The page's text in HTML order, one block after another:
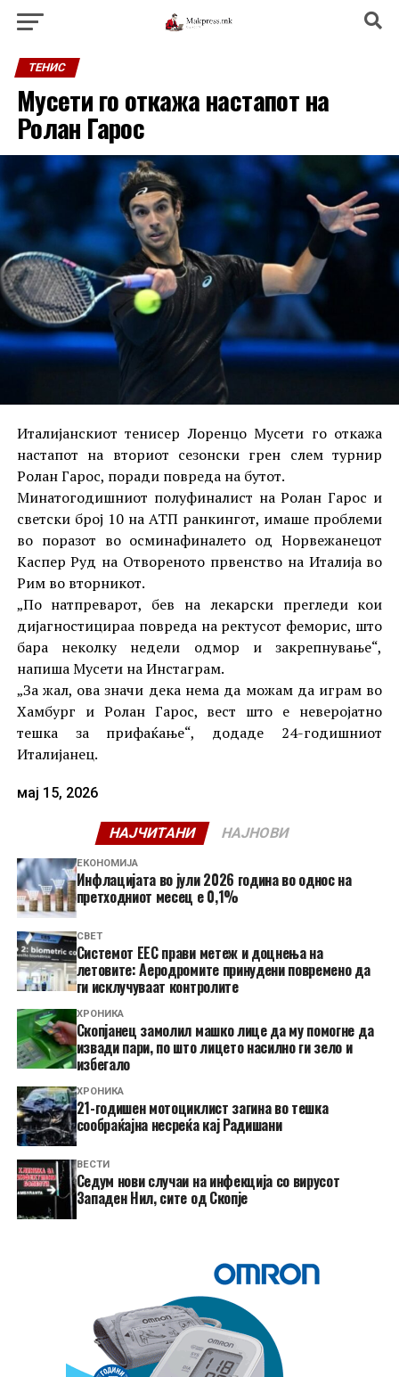
ТЕНИС
Мусети го откажа настапот на
Ролан Гарос
Италијанскиот тенисер Лоренцо Мусети го откажа
настапот на вториот сезонски грен слем турнир
Ролан Гарос, поради повреда на бутот.
Минатогодишниот полуфиналист на Ролан Гарос и
светски број 10 на АТП ранкингот, имаше проблеми
во поразот во осминафиналето од Норвежанецот
Каспер Руд на Отвореното првенство на Италија во
Рим во вторникот.
„По натпреварот, бев на лекарски прегледи кои
дијагностицираа повреда на ректусот феморис, што
бара неколку недели одмор и закрепнување“,
напиша Мусети на Инстаграм.
„За жал, ова значи дека нема да можам да играм во
Хамбург и Ролан Гарос, вест што е неверојатно
тешка за прифаќање“, додаде 24-годишниот
Италијанец.
мај 15, 2026
НАЈЧИТАНИ НАЈНОВИ
ЕКОНОМИЈА
Инфлацијата во јули 2026 година во однос на
претходниот месец е 0,1%
СВЕТ
Системот ЕЕС прави метеж и доцнења на
летовите: Аеродромите принудени повремено да
ги исклучуваат контролите
ХРОНИКА
Скопјанец замолил машко лице да му помогне да
извади пари, по што лицето насилно ги зело и
избегало
ХРОНИКА
21-годишен мотоциклист загина во тешка
сообраќајна несреќа кај Радишани
ВЕСТИ
Седум нови случаи на инфекција со вирусот
Западен Нил, сите од Скопје